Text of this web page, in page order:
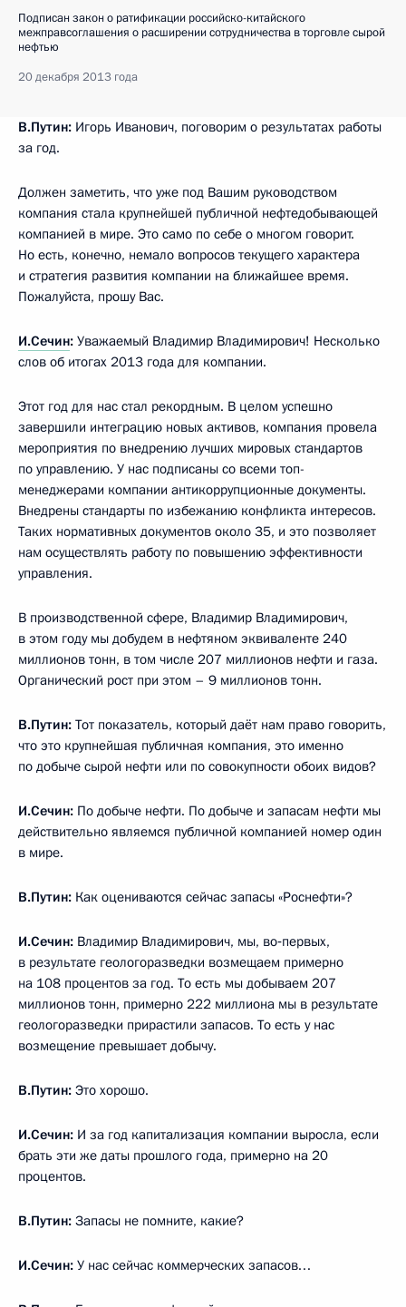
Подписан закон о ратификации российско-китайского
межправсоглашения о расширении сотрудничества в торговле сырой
нефтью
20 декабря 2013 года
В.Путин: Игорь Иванович, поговорим о результатах работы
за год.
Должен заметить, что уже под Вашим руководством
компания стала крупнейшей публичной нефтедобывающей
компанией в мире. Это само по себе о многом говорит.
Но есть, конечно, немало вопросов текущего характера
и стратегия развития компании на ближайшее время.
Пожалуйста, прошу Вас.
И.Сечин: Уважаемый Владимир Владимирович! Несколько
слов об итогах 2013 года для компании.
Этот год для нас стал рекордным. В целом успешно
завершили интеграцию новых активов, компания провела
мероприятия по внедрению лучших мировых стандартов
по управлению. У нас подписаны со всеми топ-
менеджерами компании антикоррупционные документы.
Внедрены стандарты по избежанию конфликта интересов.
Таких нормативных документов около 35, и это позволяет
нам осуществлять работу по повышению эффективности
управления.
В производственной сфере, Владимир Владимирович,
в этом году мы добудем в нефтяном эквиваленте 240
миллионов тонн, в том числе 207 миллионов нефти и газа.
Органический рост при этом – 9 миллионов тонн.
В.Путин: Тот показатель, который даёт нам право говорить,
что это крупнейшая публичная компания, это именно
по добыче сырой нефти или по совокупности обоих видов?
И.Сечин: По добыче нефти. По добыче и запасам нефти мы
действительно являемся публичной компанией номер один
в мире.
В.Путин: Как оцениваются сейчас запасы «Роснефти»?
И.Сечин: Владимир Владимирович, мы, во‑первых,
в результате геологоразведки возмещаем примерно
на 108 процентов за год. То есть мы добываем 207
миллионов тонн, примерно 222 миллиона мы в результате
геологоразведки прирастили запасов. То есть у нас
возмещение превышает добычу.
В.Путин: Это хорошо.
И.Сечин: И за год капитализация компании выросла, если
брать эти же даты прошлого года, примерно на 20
процентов.
В.Путин: Запасы не помните, какие?
И.Сечин: У нас сейчас коммерческих запасов…